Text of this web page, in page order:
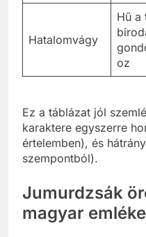
Hatalomvágy
Hű a
oz
Ez a táblázat jól
karaktere egyszerre
értelemben), és
szempontból).
Jumurdzsák
magyar